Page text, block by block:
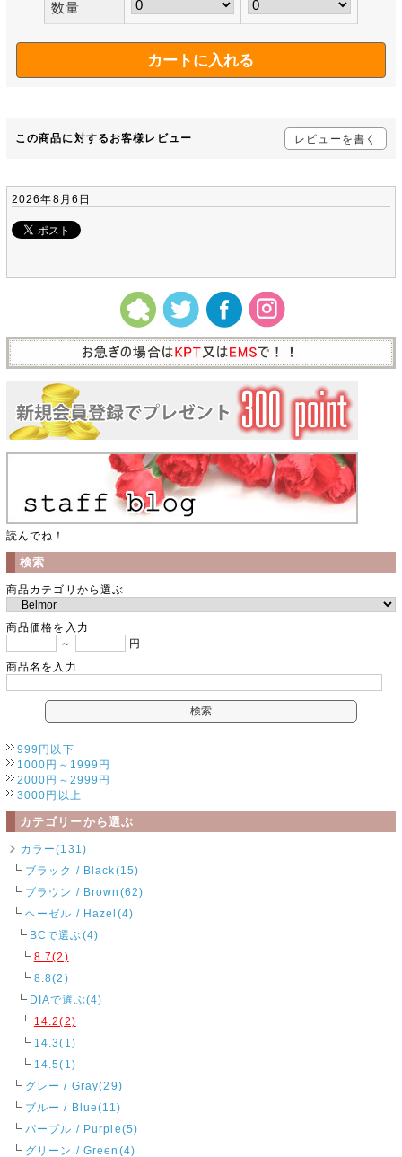
数量
この商品に対するお客様レビュー レビューを書く
2026年8月6日
読んでね！
検索
商品カテゴリから選ぶ
商品価格を入力
～
円
商品名を入力
999円以下
1000円～1999円
2000円～2999円
3000円以上
カテゴリーから選ぶ
カラー(131)
ブラック / Black(15)
ブラウン / Brown(62)
ヘーゼル / Hazel(4)
BCで選ぶ(4)
8.7(2)
8.8(2)
DIAで選ぶ(4)
14.2(2)
14.3(1)
14.5(1)
グレー / Gray(29)
ブルー / Blue(11)
パープル / Purple(5)
グリーン / Green(4)